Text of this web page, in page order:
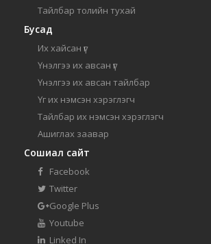
Тайлбар толийн тухай
Бусад
Их хайсан үг
Үнэлгээ их авсан үг
Үнэлгээ их авсан тайлбар
Үг их нэмсэн хэрэглэгч
Тайлбар их нэмсэн хэрэглэгч
Ашиглах заавар
Сошиал сайт
Facebook
Twitter
Google Plus
Youtube
Linked In